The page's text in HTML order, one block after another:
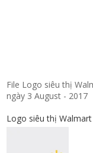
File Logo siêu thị
ngày 3 August - 2017
Logo siêu thị Walmart